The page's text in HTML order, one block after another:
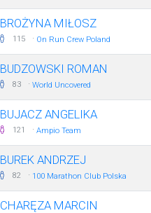
BROŻYNA MIŁOSZ
115 · On Run Crew Poland
BUDZOWSKI ROMAN
83 · World Uncovered
BUJACZ ANGELIKA
121 · Ampio Team
BUREK ANDRZEJ
82 · 100 Marathon Club Polska
CHARĘZA MARCIN